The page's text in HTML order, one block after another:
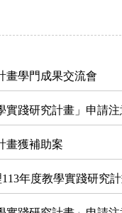
畫學門成果交流會
實踐研究計畫」申請
畫獲補助案
113年度教學實踐研